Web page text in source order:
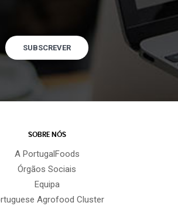
SUBSCREVER
SOBRE NÓS
A PortugalFoods
Órgãos Sociais
Equipa
Agrofood Cluster